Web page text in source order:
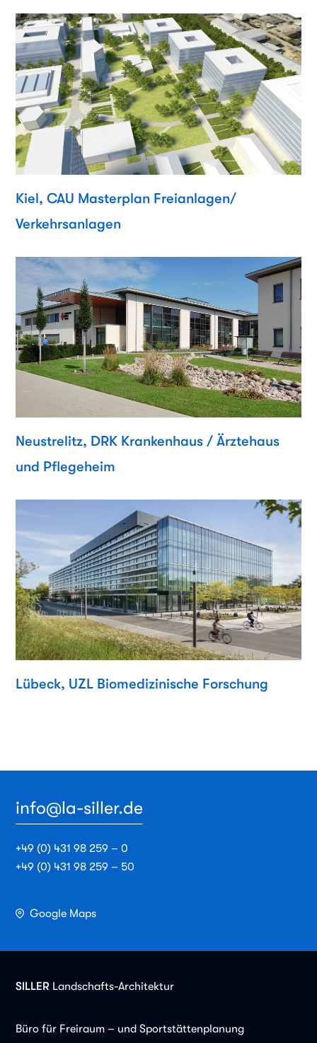
Kiel, CAU Masterplan Freianlagen/
Verkehrsanlagen
Neustrelitz, DRK Krankenhaus / Ärztehaus
und Pflegeheim
Lübeck, UZL Biomedizinische Forschung
info@la-siller.de
+49 (0) 431 98 259 – 0
+49 (0) 431 98 259 – 50
Google Maps
SILLER Landschafts-Architektur
Büro für Freiraum – und Sportstättenplanung